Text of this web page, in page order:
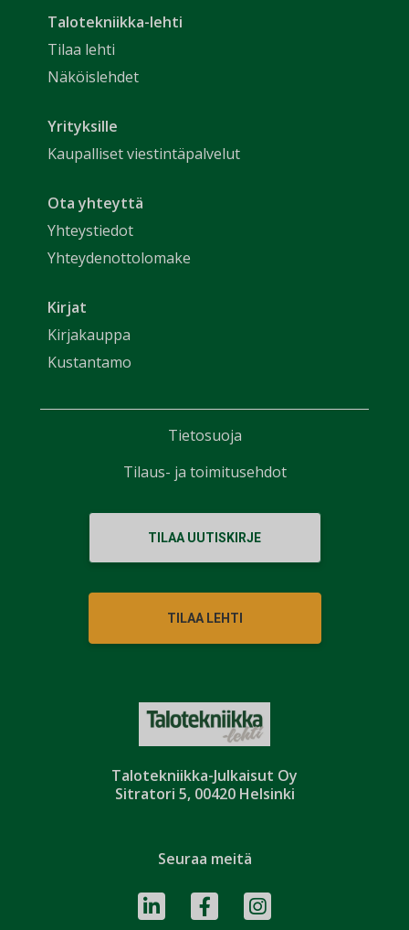
Talotekniikka-Julkaisut Oy
Sitratori 5, 00420 Helsinki
Talotekniikka-lehti
Tilaa lehti
Näköislehdet
Yrityksille
Kaupalliset viestintäpalvelut
Ota yhteyttä
Yhteystiedot
Yhteydenottolomake
Kirjat
Kirjakauppa
Kustantamo
TILAA UUTISKIRJE
TILAA LEHTI
Seuraa meitä
Tietosuoja
Tilaus- ja toimitusehdot